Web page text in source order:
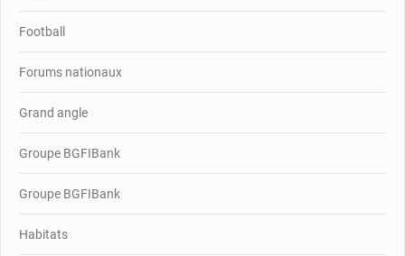
Football
Forums nationaux
Grand angle
Groupe BGFIBank
Groupe BGFIBank
Habitats